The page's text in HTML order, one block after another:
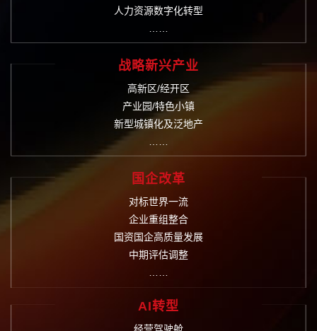
人力资源数字化转型
战略新兴产业
高新区/经开区
产业园/特色小镇
新型城镇化及泛地产
国企改革
对标世界一流
企业重组整合
国资国企高质量发展
中期评估调整
AI转型
经营驾驶舱